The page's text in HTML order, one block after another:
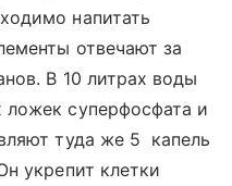
напитать
отвечают за
В 10 литрах воды
ложек суперфосфата и
туда же 5 капель
укрепит клетки